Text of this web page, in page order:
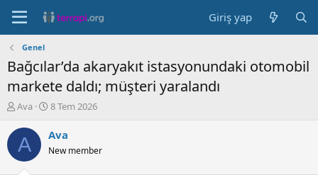
Giriş yap
Genel
Bağcılar’da akaryakıt istasyonundaki otomobil
markete daldı; müşteri yaralandı
K
n
b
u
Ava
B
ş
a
8 Tem 2026
A Ava
New member